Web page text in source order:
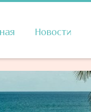
Новости